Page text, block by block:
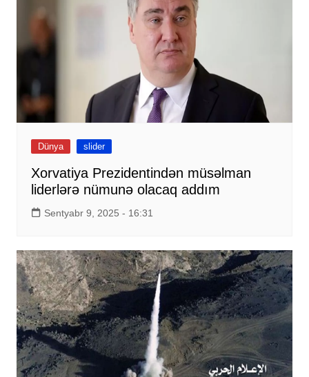
Dünya slider
Xorvatiya Prezidentindən müsəlman
liderlərə nümunə olacaq addım
Sentyabr 9, 2025 - 16:31